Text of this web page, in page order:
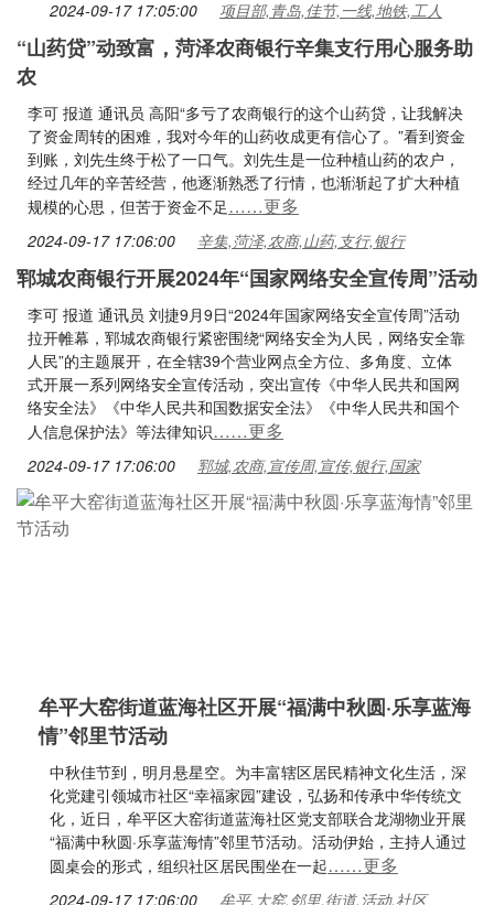
2024-09-17 17:05:00 项目部,青岛,佳节,一线,地铁,工人
“山药贷”动致富，菏泽农商银行辛集支行用心服务助
农
李可 报道 通讯员 高阳“多亏了农商银行的这个山药贷，让我解决
了资金周转的困难，我对今年的山药收成更有信心了。”看到资金
到账，刘先生终于松了一口气。刘先生是一位种植山药的农户，
经过几年的辛苦经营，他逐渐熟悉了行情，也渐渐起了扩大种植
规模的心思，但苦于资金不足……更多
2024-09-17 17:06:00 辛集,菏泽,农商,山药,支行,银行
郓城农商银行开展2024年“国家网络安全宣传周”活动
李可 报道 通讯员 刘捷9月9日“2024年国家网络安全宣传周”活动
拉开帷幕，郓城农商银行紧密围绕“网络安全为人民，网络安全靠
人民”的主题展开，在全辖39个营业网点全方位、多角度、立体
式开展一系列网络安全宣传活动，突出宣传《中华人民共和国网
络安全法》《中华人民共和国数据安全法》《中华人民共和国个
人信息保护法》等法律知识……更多
2024-09-17 17:06:00 郓城,农商,宣传周,宣传,银行,国家
牟平大窑街道蓝海社区开展“福满中秋圆·乐享蓝海
情”邻里节活动
中秋佳节到，明月悬星空。为丰富辖区居民精神文化生活，深
化党建引领城市社区“幸福家园”建设，弘扬和传承中华传统文
化，近日，牟平区大窑街道蓝海社区党支部联合龙湖物业开展
“福满中秋圆·乐享蓝海情”邻里节活动。活动伊始，主持人通过
圆桌会的形式，组织社区居民围坐在一起……更多
2024-09-17 17:06:00 牟平,大窑,邻里,街道,活动,社区